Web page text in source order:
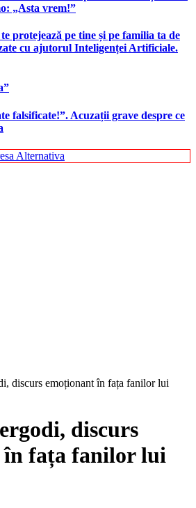
„Asta vrem!”
protejează pe tine și pe familia ta de
cu ajutorul Inteligenței Artificiale.
falsificate!”. Acuzații grave despre ce
discurs emoționant în fața fanilor lui
discurs
în fața fanilor lui